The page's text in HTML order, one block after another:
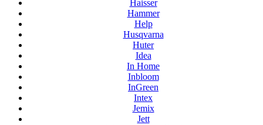
Haisser
Hammer
Help
Husqvarna
Huter
Idea
In Home
Inbloom
InGreen
Intex
Jemix
Jett